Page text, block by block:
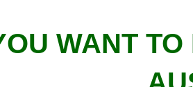
WANT